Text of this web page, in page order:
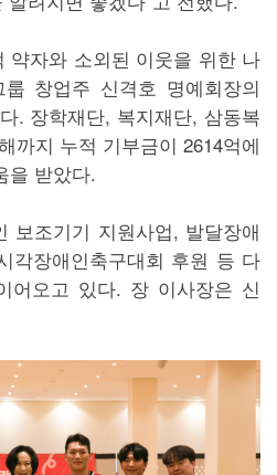
약자와 소외된 이웃을 위한 나
창업주 신격호 명예회장의
. 장학재단, 복지재단, 삼동복
까지 누적 기부금이 2614억에
을 받았다.
보조기기 지원사업, 발달장애
각장애인축구대회 후원 등 다
어오고 있다. 장 이사장은 신